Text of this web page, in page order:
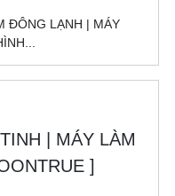
ĐÔNG LẠNH | MÁY